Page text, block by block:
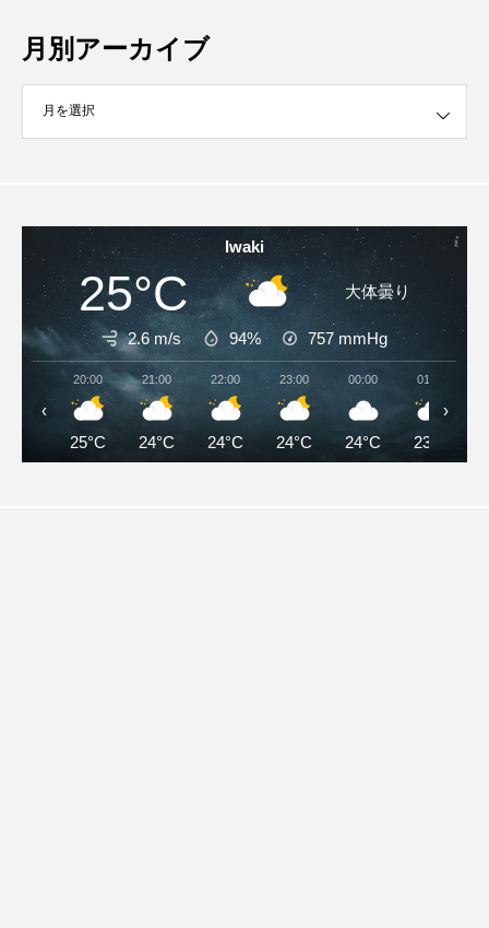
月別アーカイブ
ブ
Iwaki
25°C 大体曇り
2.6 m/s 94% 757 mmHg
20:00
25°C
21:00
24°C
22:00
24°C
23:00
24°C
00:00
24°C
01:00
23°C
‹ ›